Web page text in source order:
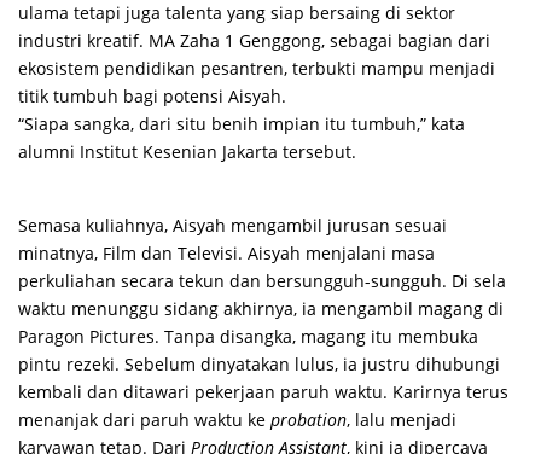
ulama tetapi juga talenta yang siap bersaing di sektor
industri kreatif. MA Zaha 1 Genggong, sebagai bagian dari
ekosistem pendidikan pesantren, terbukti mampu menjadi
titik tumbuh bagi potensi Aisyah.
“Siapa sangka, dari situ benih impian itu tumbuh,” kata
alumni Institut Kesenian Jakarta tersebut.
Semasa kuliahnya, Aisyah mengambil jurusan sesuai
minatnya, Film dan Televisi. Aisyah menjalani masa
perkuliahan secara tekun dan bersungguh-sungguh. Di sela
waktu menunggu sidang akhirnya, ia mengambil magang di
Paragon Pictures. Tanpa disangka, magang itu membuka
pintu rezeki. Sebelum dinyatakan lulus, ia justru dihubungi
kembali dan ditawari pekerjaan paruh waktu. Karirnya terus
menanjak dari paruh waktu ke probation, lalu menjadi
karyawan tetap. Dari Production Assistant, kini ia dipercaya